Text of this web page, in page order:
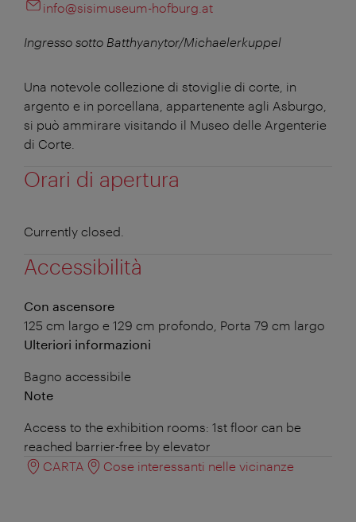
info@sisimuseum-hofburg.at
Ingresso sotto Batthyanytor/Michaelerkuppel
Una notevole collezione di stoviglie di corte, in
argento e in porcellana, appartenente agli Asburgo,
si può ammirare visitando il Museo delle Argenterie
di Corte.
Orari di apertura
Currently closed.
Accessibilità
Con ascensore
125 cm largo e 129 cm profondo, Porta 79 cm largo
Ulteriori informazioni
Bagno accessibile
Note
Access to the exhibition rooms: 1st floor can be
reached barrier-free by elevator
CARTA
Cose interessanti nelle vicinanze